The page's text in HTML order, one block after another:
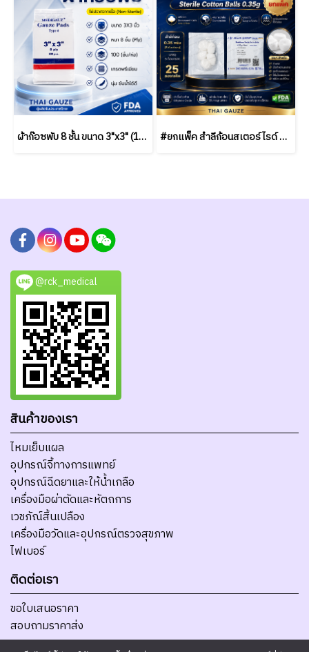
ผ้าก๊อซพับ 8 ชั้น ขนาด 3"x3" (100 ชิ้น/ห่อ) ชนิดไม่สเตอร์ไรด์ THAI GAUZE #ยกแพ็ค สำลีก้อนสเตอร์ไรด์ Thai Gauze 0.35g (5 ก้อน/ซอง) / (25 ซอง/แพ็ค)
@rck_medical
สินค้าของเรา
ไหมเย็บแผล
อุปกรณ์จี้ทางการแพทย์
อุปกรณ์ฉีดยาและให้น้ำเกลือ
เครื่องมือผ่าตัดและหัตถการ
เวชภัณ์สิ้นเปลือง
เครื่องมือวัดและอุปกรณ์ตรวจสุขภาพ
ไฟเบอร์
ติดต่อเรา
ขอใบเสนอราคา
สอบถามราคาส่ง